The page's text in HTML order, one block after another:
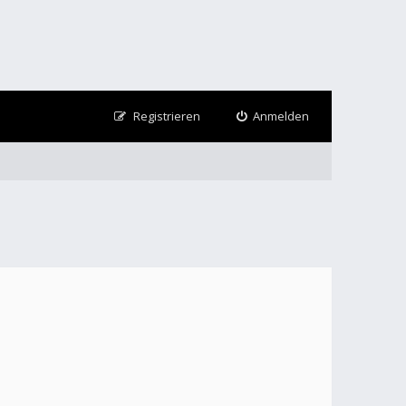
Anmelden
Registrieren